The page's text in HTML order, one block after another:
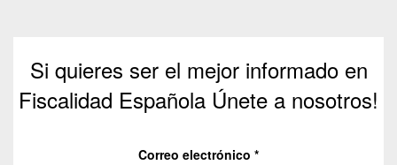
Si quieres ser el mejor informado en
Fiscalidad Española Únete a nosotros!
Correo electrónico *